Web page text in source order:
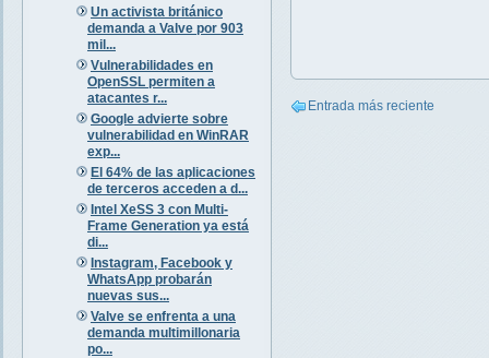
Un activista británico
demanda a Valve por 903
mil...
Vulnerabilidades en
OpenSSL permiten a
atacantes r...
Google advierte sobre
vulnerabilidad en WinRAR
exp...
El 64% de las aplicaciones
de terceros acceden a d...
Intel XeSS 3 con Multi-
Frame Generation ya está
di...
Instagram, Facebook y
WhatsApp probarán
nuevas sus...
Valve se enfrenta a una
demanda multimillonaria
po...
Entrada más reciente